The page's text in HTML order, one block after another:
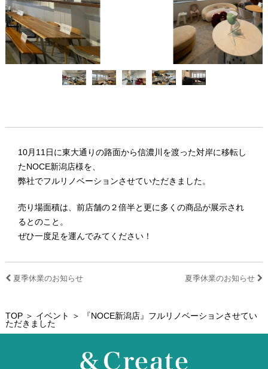
10月11日に東大通りの路面から信濃川を渡った対岸に移転し
たNOCE新潟店様を、
弊社でフルリノベーションさせていただきました。
売り場面積は、前店舗の２倍半と更に多くの商品が展示され
るとのこと。
ぜひ一度足を運んでみてください！
夏季休業のお知らせ 夏季休業のお知らせ
TOP＞ イベント
＞ 『NOCE新潟店』フルリノベーションさせてい
ただきました